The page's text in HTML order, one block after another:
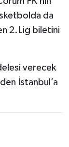
da
2.Lig biletini
verecek
İstanbul’a